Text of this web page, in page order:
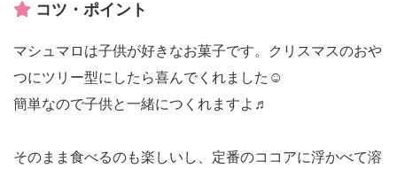
コツ・ポイント
マシュマロは子供が好きなお菓子です。クリスマスのおや
つにツリー型にしたら喜んでくれました☺️
簡単なので子供と一緒につくれますよ♬
そのまま食べるのも楽しいし、定番のココアに浮かべて溶